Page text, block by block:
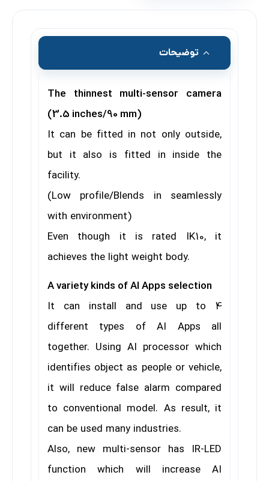
توضیحات
The thinnest multi-sensor camera
(3.5 inches/90 mm)
It can be fitted in not only outside,
but it also is fitted in inside the
facility.
(Low profile/Blends in seamlessly
with environment)
Even though it is rated IK10, it
achieves the light weight body.
A variety kinds of AI Apps selection
It can install and use up to 4
different types of AI Apps all
together. Using AI processor which
identifies object as people or vehicle,
it will reduce false alarm compared
to conventional model. As result, it
can be used many industries.
Also, new multi-sensor has IR-LED
function which will increase AI